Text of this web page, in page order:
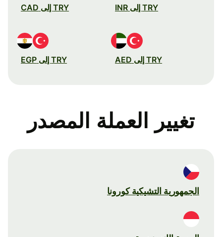
TRY إلى INR TRY إلى CAD
TRY إلى AED TRY إلى EGP
تغيير العملة المصدر
الجمهورية التشيكية كورونا